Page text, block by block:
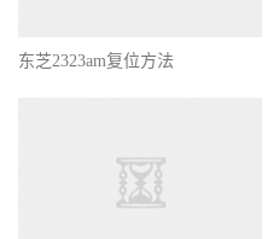
东芝2323am复位方法